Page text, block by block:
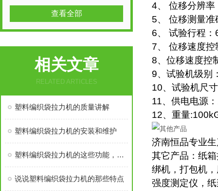
4、 位移分辨
5、 位移测量
6、 试验行程
7、 位移速度
8、位移速度控
9、试验机级别
10、试验机尺
11、供电电源
12、重量
济南恒品专业
其它产品：纸
绑机，打包机
强度测定仪，
查看全部
相关文章
RELATED ARTICLES
塑料编织袋拉力机的质量讲解
塑料编织袋拉力机的安装和维护
塑料编织袋拉力机的这些功能，您都了解吗
说说塑料编织袋拉力机的那些特点